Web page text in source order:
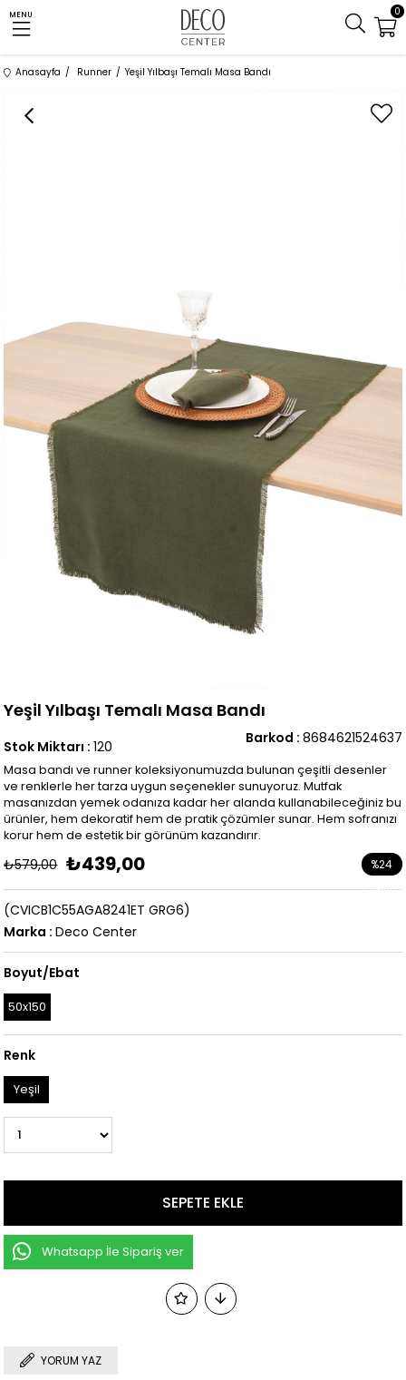
MENU 0
Anasayfa Runner Yeşil Yılbaşı Temalı Masa Bandı
Yeşil Yılbaşı Temalı Masa Bandı
Barkod : 8684621524637
Stok Miktarı : 120
Masa bandı ve runner koleksiyonumuzda bulunan çeşitli desenler
ve renklerle her tarza uygun seçenekler sunuyoruz. Mutfak
masanızdan yemek odanıza kadar her alanda kullanabileceğiniz bu
ürünler, hem dekoratif hem de pratik çözümler sunar. Hem sofranızı
korur hem de estetik bir görünüm kazandırır.
₺579,00 ₺439,00 %24
İndirim
(CVICB1C55AGA8241ET GRG6)
Marka : Deco Center
Boyut/Ebat
50x150
Renk
Yeşil
Whatsapp İle Sipariş ver
YORUM YAZ